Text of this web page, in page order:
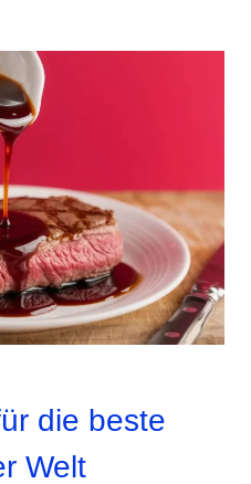
die beste
Welt